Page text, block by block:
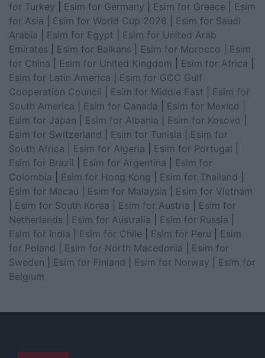
for Turkey
Esim for Germany Esim for Greece
Esim
for Asia
Esim for World Cup 2026
Esim for Saudi
Arabia
Esim for Egypt
Esim for United Arab
Emirates
Esim for Balkans Esim for Morocco
Esim
for China
Esim for United Kingdom Esim for Africa
Esim for Latin America
Esim for GCC Gulf
Cooperation Council
Esim for Middle East
Esim for
South America
Esim for Canada Esim for Mexico
Esim for Japan
Esim for Albania Esim for Kosovo
Esim for Switzerland
Esim for Tunisia
Esim for
South Africa
Esim for Algeria Esim for Portugal
Esim for Brazil
Esim for Argentina
Esim for
Colombia
Esim for Hong Kong Esim for Thailand
Esim for Macau
Esim for Malaysia
Esim for Vietnam
Esim for South Korea Esim for Austria
Esim for
Netherlands
Esim for Australia Esim for Russia
Esim for India
Esim for Chile Esim for Peru
Esim
for Poland
Esim for North Macedonia
Esim for
Sweden
Esim for Finland Esim for Norway
Esim for
Belgium